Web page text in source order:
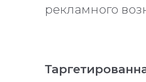
рекламного